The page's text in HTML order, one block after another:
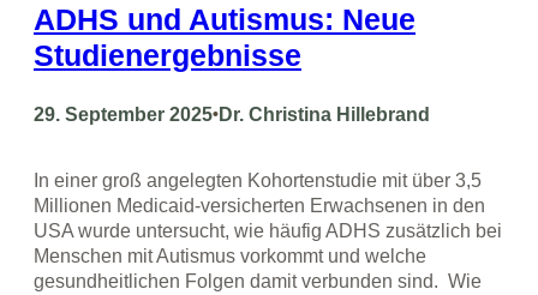
ADHS und Autismus: Neue
Studienergebnisse
29. September 2025•Dr. Christina Hillebrand
In einer groß angelegten Kohortenstudie mit über 3,5
Millionen Medicaid-versicherten Erwachsenen in den
USA wurde untersucht, wie häufig ADHS zusätzlich bei
Menschen mit Autismus vorkommt und welche
gesundheitlichen Folgen damit verbunden sind. Wie